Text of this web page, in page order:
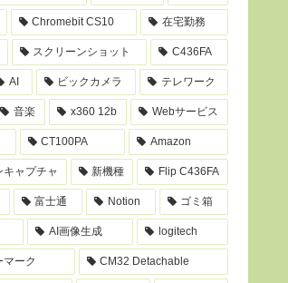
Chromebit CS10 在宅勤務
スクリーンショット C436FA
AI ビックカメラ テレワーク
音楽 x360 12b Webサービス
CT100PA Amazon
キャプチャ 新機種 Flip C436FA
富士通 Notion ゴミ箱
AI画像生成 logitech
マーク CM32 Detachable